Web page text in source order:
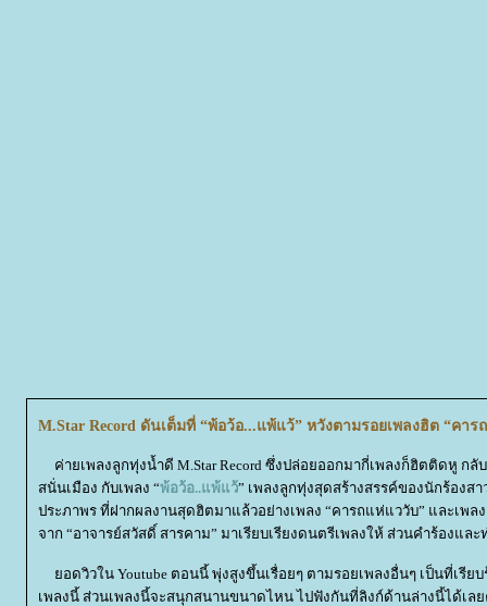
M.Star Record ดันเต็มที่ “พ้อว้อ...แพ้แว้” หวังตามรอยเพลงฮิต “คาร
ค่ายเพลงลูกทุ่งน้ำดี M.Star Record ซึ่งปล่อยออกมากี่เพลงก็ฮิตติดหู ก
สนั่นเมือง กับเพลง “พ้อว้อ..แพ้แว้” เพลงลูกทุ่งสุดสร้างสรรค์ของนักร้องส
ประภาพร ที่ฝากผลงานสุดฮิตมาแล้วอย่างเพลง “คารถแห่แววับ” และเพล
จาก “อาจารย์สวัสดิ์​ สารคาม” มาเรียบเรียงดนตรีเพลงให้ ส่วนคำร้องแ
อดวิวใน Youtube ตอนนี้ พุ่งสูงขึ้นเรื่อยๆ ตามรอยเพลงอื่นๆ เป็นที่เรีย
เพลงนี้ ส่วนเพลงนี้จะสนุกสนานขนาดไหน ไปฟังกันที่ลิงก์ด้านล่างนี้ได้เล